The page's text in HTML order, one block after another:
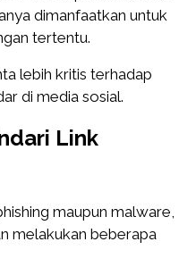
dimanfaatkan untuk
tertentu.
lebih kritis terhadap
di media sosial.
Link
maupun malware,
melakukan beberapa